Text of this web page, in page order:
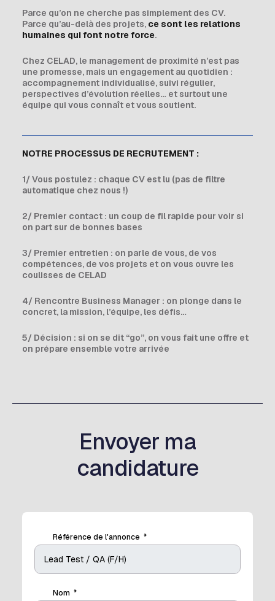
Parce qu’on ne cherche pas simplement des CV.
Parce qu’au-delà des projets, ce sont les relations
humaines qui font notre force.
Chez CELAD, le management de proximité n’est pas
une promesse, mais un engagement au quotidien :
accompagnement individualisé, suivi régulier,
perspectives d’évolution réelles… et surtout une
équipe qui vous connaît et vous soutient.
NOTRE PROCESSUS DE RECRUTEMENT :
1/ Vous postulez : chaque CV est lu (pas de filtre
automatique chez nous !)
2/ Premier contact : un coup de fil rapide pour voir si
on part sur de bonnes bases
3/ Premier entretien : on parle de vous, de vos
compétences, de vos projets et on vous ouvre les
coulisses de CELAD
4/ Rencontre Business Manager : on plonge dans le
concret, la mission, l’équipe, les défis…
5/ Décision : si on se dit “go”, on vous fait une offre et
on prépare ensemble votre arrivée
Envoyer ma
candidature
Référence de l'annonce
Nom